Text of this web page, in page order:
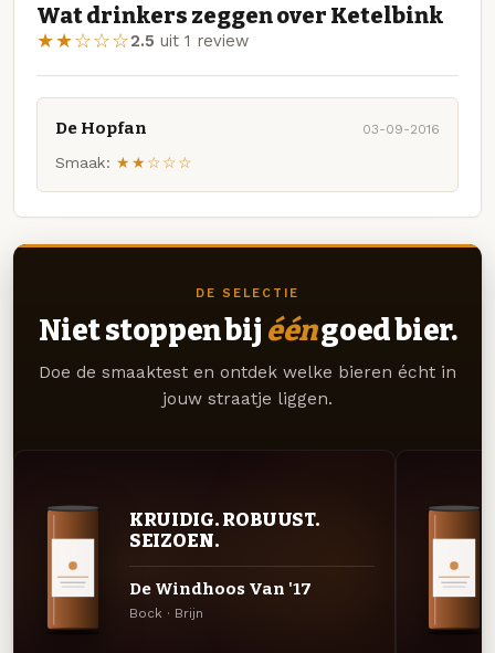
Wat drinkers zeggen over Ketelbink
★★☆☆☆2.5 uit 1 review
De Hopfan 03-09-2016
Smaak: ★★☆☆☆
DE SELECTIE
Niet stoppen bij ééngoed bier.
Doe de smaaktest en ontdek welke bieren écht in
jouw straatje liggen.
KRUIDIG. ROBUUST.
SEIZOEN.
De Windhoos Van '17
Bock · Brijn